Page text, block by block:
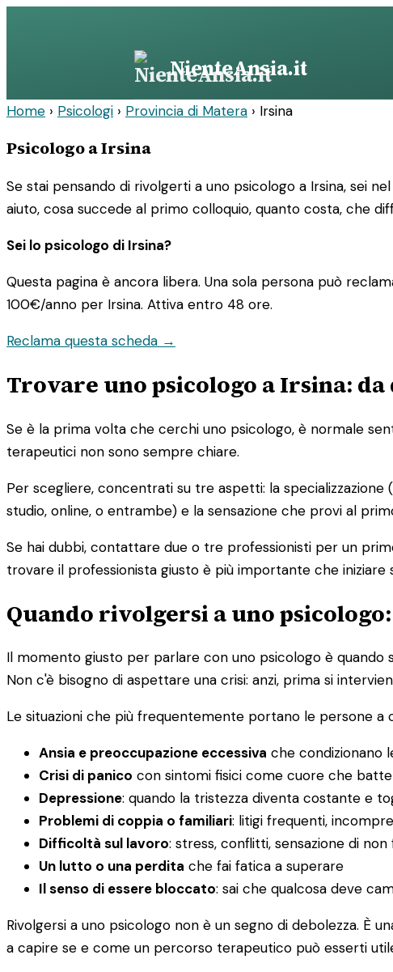
NienteAnsia.it
Home › Psicologi › Provincia di Matera › Irsina
Psicologo a Irsina
Se stai pensando di rivolgerti a uno psicologo a Irsina, sei
aiuto, cosa succede al primo colloquio, quanto costa, che
Sei lo psicologo di Irsina?
Questa pagina è ancora libera. Una sola persona può
100€/anno per Irsina. Attiva entro 48 ore.
Reclama questa scheda →
Trovare uno psicologo a Irsina:
Se è la prima volta che cerchi uno psicologo, è normale
terapeutici non sono sempre chiare.
Per scegliere, concentrati su tre aspetti: la
studio, online, o entrambe) e la sensazione che provi al
Se hai dubbi, contattare due o tre professionisti per un
trovare il professionista giusto è più importante che iniziare
Quando rivolgersi a uno
Il momento giusto per parlare con uno psicologo è
Non c'è bisogno di aspettare una crisi: anzi, prima si
Le situazioni che più frequentemente portano le persone a
Ansia e preoccupazione eccessiva che condizionano
Crisi di panico con sintomi fisici come cuore che
Depressione: quando la tristezza diventa costante e
Problemi di coppia o familiari: litigi frequenti,
Difficoltà sul lavoro: stress, conflitti, sensazione di
Un lutto o una perdita che fai fatica a superare
Il senso di essere bloccato: sai che qualcosa deve
Rivolgersi a uno psicologo non è un segno di debolezza. È
a capire se e come un percorso terapeutico può esserti